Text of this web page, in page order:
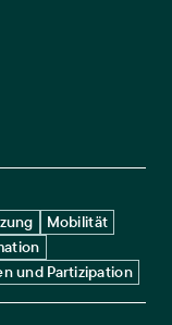
Mobilität
und Partizipation